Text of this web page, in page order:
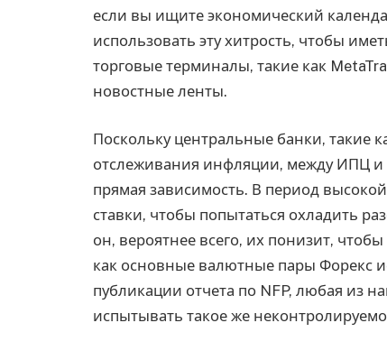
если вы ищите экономический
использовать эту хитрость, чтобы
торговые терминалы, такие как
новостные ленты.
Поскольку центральные банки, такие
отслеживания инфляции, между ИПЦ и
прямая зависимость. В период
ставки, чтобы попытаться охладить
он, вероятнее всего, их понизит,
как основные валютные пары Форекс
публикации отчета по NFP, любая из
испытывать такое же